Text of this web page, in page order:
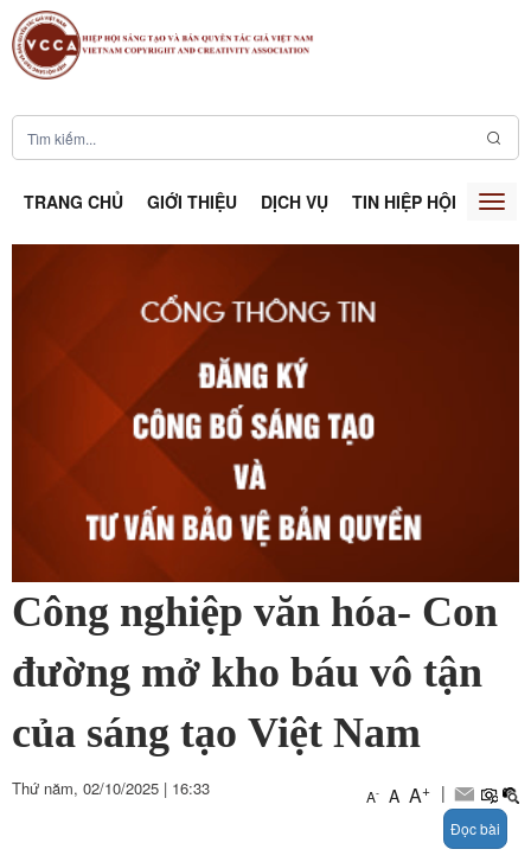
TRANG CHỦ GIỚI THIỆU DỊCH VỤ TIN HIỆP HỘI
Công nghiệp văn hóa- Con
đường mở kho báu vô tận
của sáng tạo Việt Nam
Thứ năm, 02/10/2025 | 16:33 A- A A+ |
Đọc bài